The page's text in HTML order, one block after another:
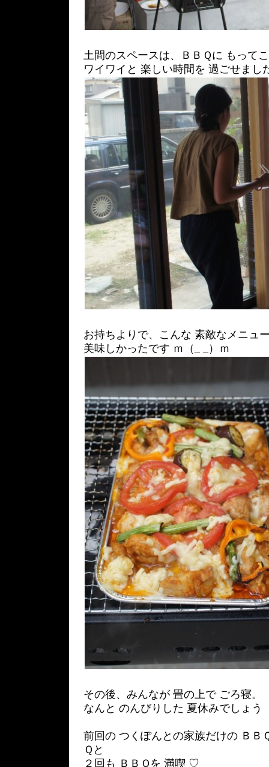
土間のスペースは、ＢＢＱに もって
ワイワイと 楽しい時間を 過ごせまし
お持ちよりで、こんな 素敵なメニュ
美味しかったです ｍ（_ _）ｍ
その後、みんなが 畳の上で ごろ寝。
なんと のんびりした 夏休みでしょう
前回の つくぽんとの家族だけの ＢＢ
Ｑと
２回も ＢＢＱを 満喫 ♡